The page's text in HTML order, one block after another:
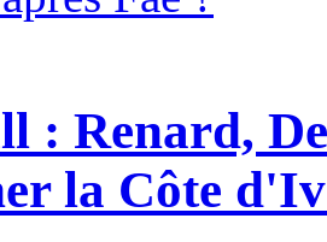
: Renard,
la Côte